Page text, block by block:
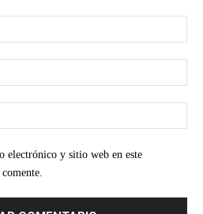
electrónico y sitio web en este